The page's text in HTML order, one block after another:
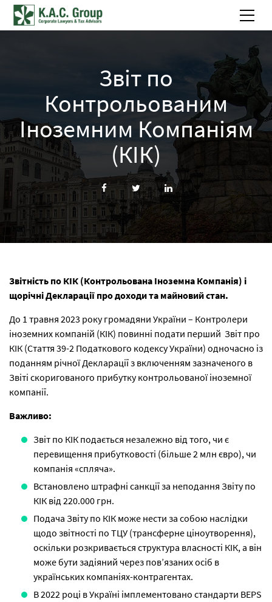
Звіт по
Контрольованим
Іноземним Компаніям
(КІК)
Звітність по КІК (Контрольована Іноземна Компанія) і
щорічні Декларації про доходи та майновий стан.
До 1 травня 2023 року громадяни України – Контролери
іноземних компаній (КІК) повинні подати перший Звіт про
КІК (Стаття 39-2 Податкового кодексу України) одночасно із
поданням річної Декларації з включенням зазначеного в
Звіті скоригованого прибутку контрольованої іноземної
компанії.
Важливо:
Звіт по КІК подається незалежно від того, чи є
перевищення прибутковості (більше 2 млн євро), чи
компанія «спляча».
Встановлено штрафні санкції за неподання Звіту по
КІК від 220.000 грн.
Подача Звіту по КІК може нести за собою наслідки
щодо звітності по ТЦУ (трансферне ціноутворення),
оскільки розкривається структура власності КІК, а він
може бути задіяний через пов’язаних осіб в
українських компаніях-контрагентах.
В 2022 році в Україні імплементовано стандарти BEPS